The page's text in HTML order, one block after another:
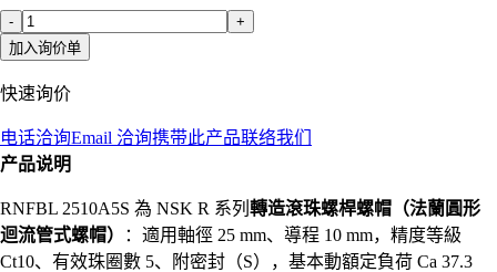
-
+
加入询价单
快速询价
电话洽询Email 洽询携带此产品联络我们
产品说明
RNFBL 2510A5S 為 NSK R 系列 轉造滾珠螺桿螺帽（法蘭圓形
迴流管式螺帽）
：適用軸徑 25 mm、導程 10 mm，精度等級
Ct10、有效珠圈數 5、附密封（S），基本動額定負荷 Ca 37.3